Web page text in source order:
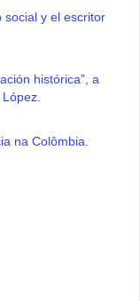
social y el escritor
histórica”, a
na Colômbia.